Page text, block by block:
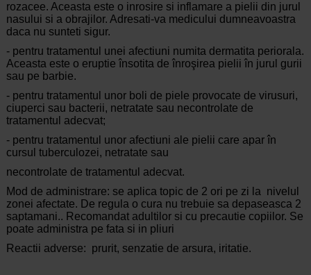
rozacee. Aceasta este o inrosire si inflamare a pielii din jurul
nasului si a obrajilor. Adresati-va medicului dumneavoastra
daca nu sunteti sigur.
- pentru tratamentul unei afectiuni numita dermatita periorala.
Aceasta este o eruptie însotita de înroşirea pielii în jurul gurii
sau pe barbie.
- pentru tratamentul unor boli de piele provocate de virusuri,
ciuperci sau bacterii, netratate sau necontrolate de
tratamentul adecvat;
- pentru tratamentul unor afectiuni ale pielii care apar în
cursul tuberculozei, netratate sau
necontrolate de tratamentul adecvat.
Mod de administrare: se aplica topic de 2 ori pe zi la nivelul
zonei afectate. De regula o cura nu trebuie sa depaseasca 2
saptamani.. Recomandat adultilor si cu precautie copiilor. Se
poate administra pe fata si in pliuri
Reactii adverse: prurit, senzatie de arsura, iritatie.